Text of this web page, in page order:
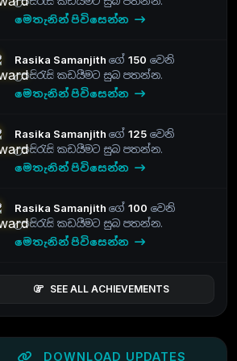
මෙතැනින් පිවිසෙන්න
Rasika Samanjith ගේ 150 වෙනි
උපසිරැසි කඩයීමට සුබ පතන්න.
මෙතැනින් පිවිසෙන්න
Rasika Samanjith ගේ 125 වෙනි
උපසිරැසි කඩයීමට සුබ පතන්න.
මෙතැනින් පිවිසෙන්න
Rasika Samanjith ගේ 100 වෙනි
උපසිරැසි කඩයීමට සුබ පතන්න.
මෙතැනින් පිවිසෙන්න
SEE ALL ACHIEVEMENTS
DOWNLOAD UPDATES